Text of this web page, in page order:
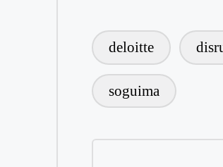
Tags:
deloitte
soguima